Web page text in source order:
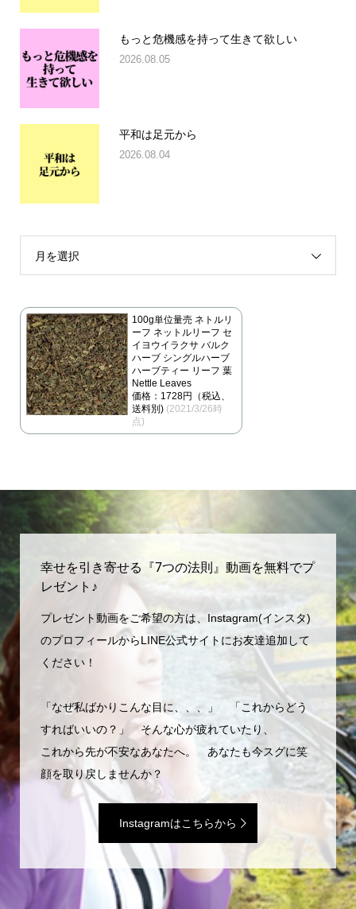
もっと危機感を持って生きて欲しい
2026.08.05
平和は足元から
2026.08.04
月を選択
100g単位量売 ネトルリ
ーフ ネットルリーフ セ
イヨウイラクサ バルク
ハーブ シングルハーブ
ハーブティー リーフ 葉
Nettle Leaves
価格：1728円（税込、
送料別) (2021/3/26時
点)
幸せを引き寄せる『7つの法則』動画を無料でプ
レゼント♪
プレゼント動画をご希望の方は、Instagram(インスタ)
のプロフィールからLINE公式サイトにお友達追加して
ください！
「なぜ私ばかりこんな目に、、、」 「これからどう
すればいいの？」 そんな心が疲れていたり、
これから先が不安なあなたへ。 あなたも今スグに笑
顔を取り戻しませんか？
Instagramはこちらから